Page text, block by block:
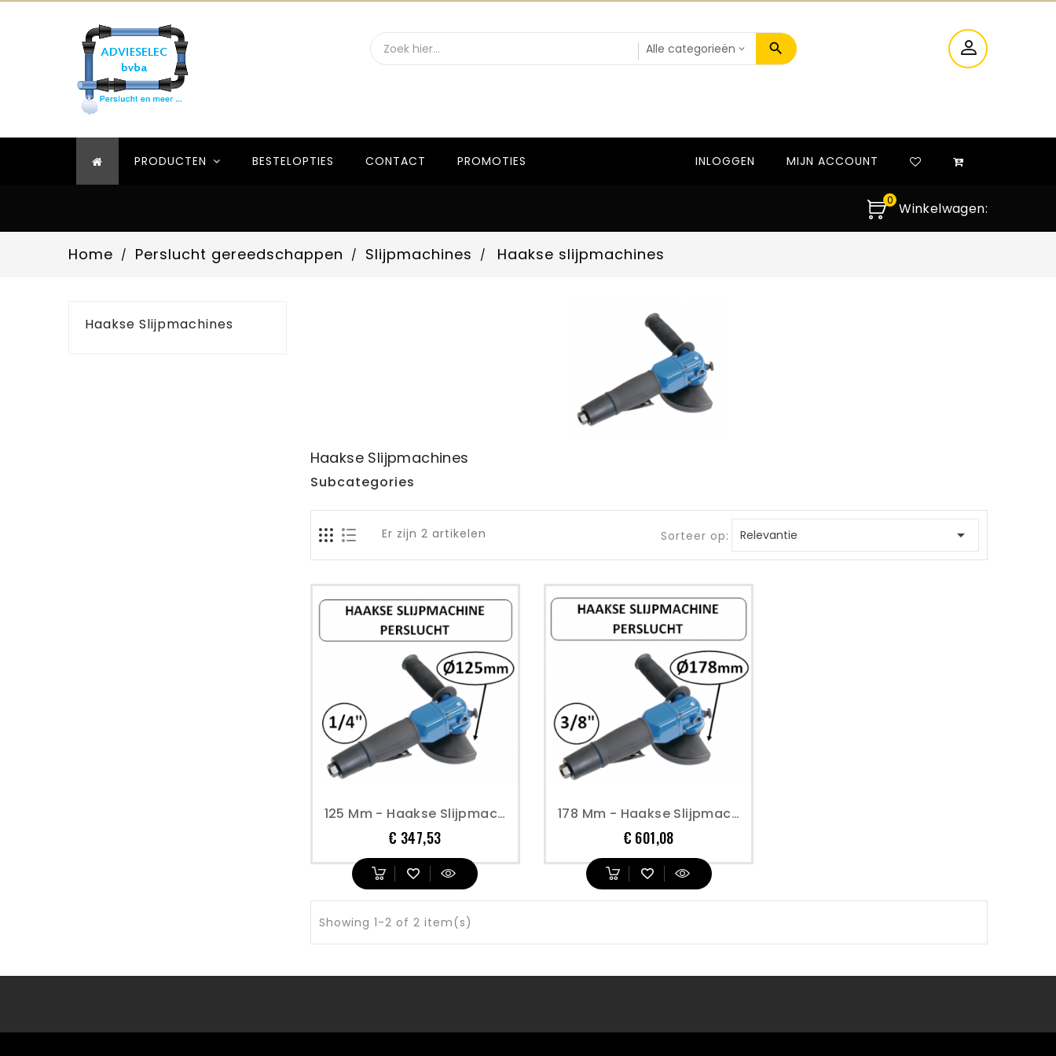
PRODUCTEN BESTELOPTIES CONTACT PROMOTIES MIJN ACCOUNT
INLOGGEN
Winkelwagen:
0
Home Perslucht gereedschappen Slijpmachines Haakse slijpmachines
Haakse Slijpmachines
Haakse Slijpmachines
Subcategories
Er zijn 2 artikelen Sorteer op: Relevantie 
125 Mm - Haakse Slijpmachine - Perslucht
€ 347,53Prijs
178 Mm - Haakse Slijpmachine - Perslucht
€ 601,08Prijs
Showing 1-2 of 2 item(s)